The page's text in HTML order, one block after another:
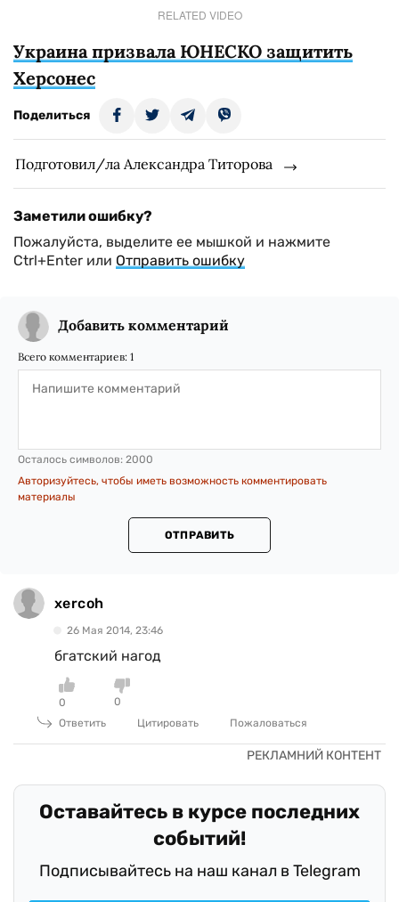
RELATED VIDEO
Украина призвала ЮНЕСКО защитить
Херсонес
Поделиться
Подготовил/ла Александра Титорова
Заметили ошибку?
Пожалуйста, выделите ее мышкой и нажмите
Ctrl+Enter или Отправить ошибку
Добавить комментарий
Всего комментариев: 1
Осталось символов: 2000
Авторизуйтесь, чтобы иметь возможность комментировать
материалы
ОТПРАВИТЬ
xercoh
26 Мая 2014, 23:46
бгатский нагод
0
0
Ответить
Цитировать Пожаловаться
Оставайтесь в курсе последних
событий!
Подписывайтесь на наш канал в Telegram